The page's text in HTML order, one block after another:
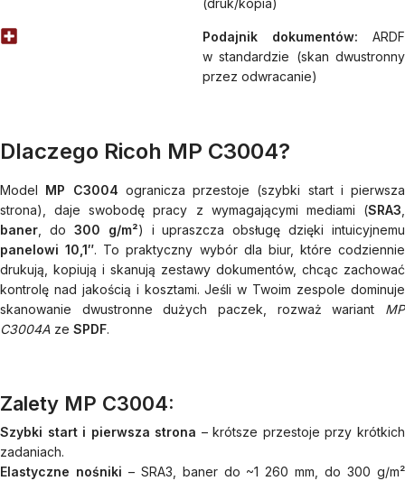
(druk/kopia)
Podajnik dokumentów: ARDF
w standardzie (skan dwustronny
przez odwracanie)
Dlaczego Ricoh MP C3004?
Model MP C3004 ogranicza przestoje (szybki start i pierwsza
strona), daje swobodę pracy z wymagającymi mediami (SRA3
baner , do 300 g/m²) i upraszcza obsługę dzięki intuicyjnemu
panelowi 10,1″. To praktyczny wybór dla biur, które codziennie
drukują, kopiują i skanują zestawy dokumentów, chcąc zachować
kontrolę nad jakością i kosztami. Jeśli w Twoim zespole dominuje
skanowanie dwustronne dużych paczek, rozważ wariant MP
C3004A ze SPDF.
Zalety MP C3004:
Szybki start i pierwsza strona – krótsze przestoje przy krótkich
zadaniach.
Elastyczne nośniki – SRA3, baner do ~1 260 mm, do 300 g/m²